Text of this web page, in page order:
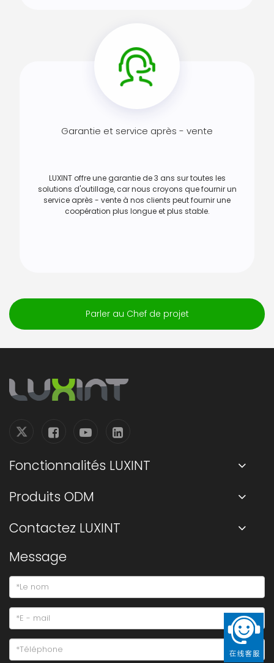
Garantie et service après - vente
LUXINT offre une garantie de 3 ans sur toutes les
solutions d'outillage, car nous croyons que fournir un
service après - vente à nos clients peut fournir une
coopération plus longue et plus stable.
Parler au Chef de projet
Fonctionnalités LUXINT
Produits ODM
Contactez LUXINT
Message